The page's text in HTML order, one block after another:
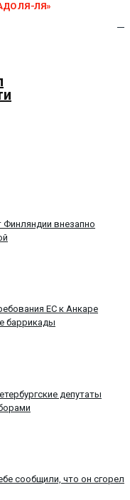
ЛЯ-ЛЯ»
Финляндии внезапно
ЕС к Анкаре
баррикады
депутаты
сообщили, что он сгорел